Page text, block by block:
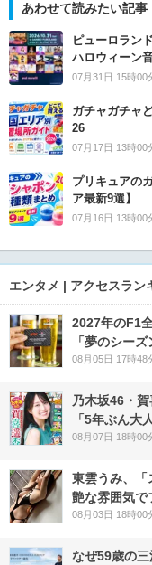
あわせて読みたい記事
ピューロラン
ハロウィーン
07月31日 15時00
ガチャガチャ
26
07月17日 13時00
プリキュアの
ア最新9選】
07月16日 13時00
エンタメ | アクセスラン
2027年のF1
「夢のシー
08月05日 17時48
乃木坂46・
「5年ぶん大
08月07日 18時00
東雲うみ、「
艶な雰囲気で
08月03日 18時00
なぜ59歳の